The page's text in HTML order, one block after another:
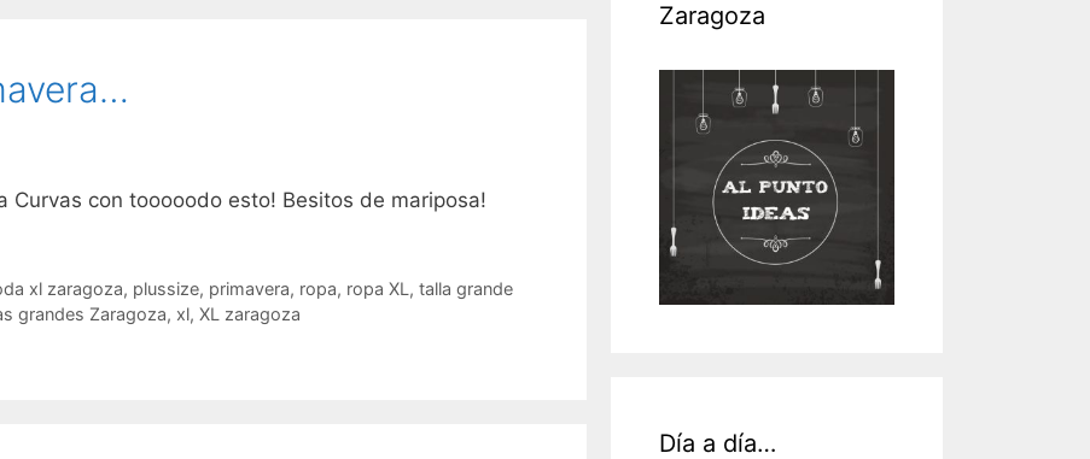
Curvas con tooooodo esto! Besitos de mariposa!
xl zaragoza, plussize, primavera, ropa, ropa XL , talla grande
grandes Zaragoza, xl, XL zaragoza
Zaragoza
Día a día…